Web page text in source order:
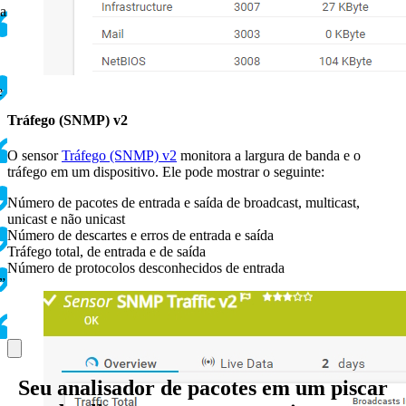
Tráfego (SNMP) v2
O sensorTráfego (SNMP) v2 monitora a largura de banda e o
tráfego em um dispositivo. Ele pode mostrar o seguinte:
Número de pacotes de entrada e saída de broadcast, multicast,
unicast e não unicast
Número de descartes e erros de entrada e saída
Tráfego total, de entrada e de saída
Número de protocolos desconhecidos de entrada
Seu analisador de pacotes em um piscar